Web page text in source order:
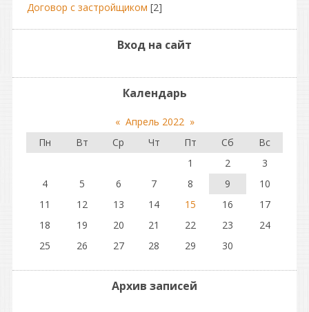
Договор с застройщиком [2]
Вход на сайт
Календарь
« Апрель 2022 »
Пн
Вт Ср Чт Пт Сб
Вс
1
2
3
4
5 6 7 8 9
10
11
12 13 14 15 16
17
18
19 20 21 22 23
24
25
26 27 28 29 30
Архив записей